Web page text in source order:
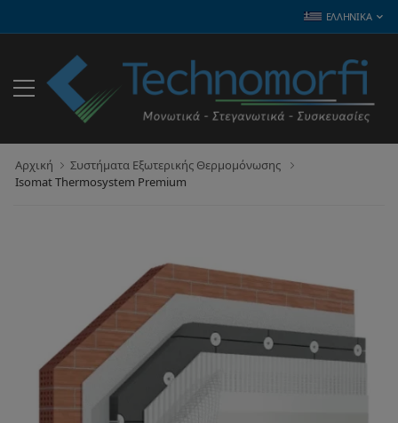
ΕΛΛΗΝΙΚΆ
Αρχική
Συστήματα Εξωτερικής Θερμομόνωσης
Isomat Thermosystem Premium